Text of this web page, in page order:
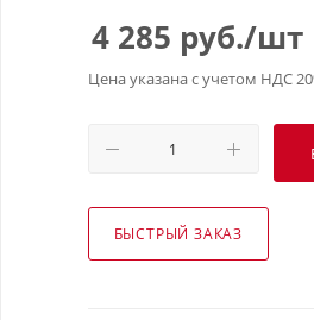
4 285 руб./шт
Цена указана с учетом НДС
БЫСТРЫЙ ЗАКАЗ